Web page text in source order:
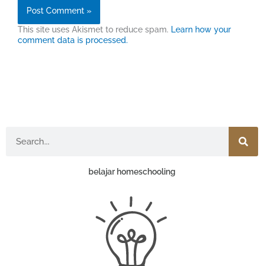
This site uses Akismet to reduce spam. Learn how your
comment data is processed.
belajar homeschooling